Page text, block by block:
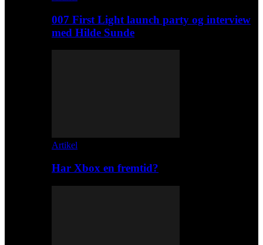
007 First Light launch party og interview
med Hilde Sunde
Artikel
Har Xbox en fremtid?